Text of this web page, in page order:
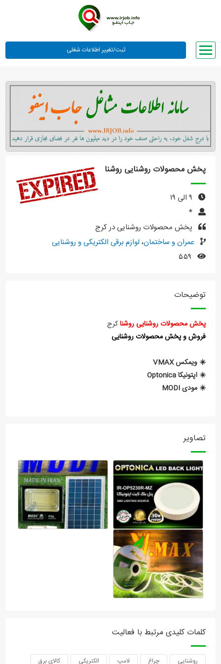
وبلاگ
معرفی ما
تعرفه ها
راهنما
ورود یا عضویت
پخش محصولات روشنایی روشنا
*
پخش محصولات روشنایی در کرج
عمران و ساختمان، لوازم برقی الکتریکی و روشنایی
توضیحات
پخش محصولات روشنایی روشناکرج
فروش و پخش محصولات روشنایی
☀️ ویمکس VMAX
☀️ اپتونیکا Optonica
☀️ مودی MODI
تصاویر
کلمات کلیدی مرتبط با فعالیت
روشنایی چراغ لامپ الکتریکی کالای برق